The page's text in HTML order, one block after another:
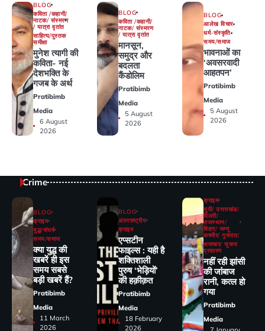
BLOG
कविता /कहानी/
नाटक/ संस्मरण
/ यात्रा वृतांत
साहित्य/पुस्तक
समीक्षा
मुनेश त्यागी की
कविता- नई
देशभक्ति के
गजब के अर्थ
Pratibimb
Media
6 August
2026
BLOG
कविता /कहानी/
नाटक/ संस्मरण
/ यात्रा वृतांत
मानसून,
समुद्र और
बदलता
कैंडोलिम
Pratibimb
Media
5 August
2026
BLOG
आलेख विचार
धर्म-संस्कृति
समय/समाज
भावनाओं का
‘अवसरवादी
आहतपन’
Pratibimb
Media
5 August
2026
Crime
BLOG
क्राइम
युद्ध/संघर्ष
समय/समाज
क्या युद्ध की
खबरें ही इस
समय सबसे
बड़ी खबरें हैं?
Pratibimb
Media
11 March
2026
BLOG
अंतरराष्ट्रीय
क्राइम
एप्सटीन
फाइल्स : यही है
शक्तिशाली
पुरुष ‘भेड़ियों’
की हक़ीक़त
Pratibimb
Media
18 February
2026
क्राइम
यूपी/ उत्तराखंड/
दिल्ली/
राजस्थान/
बिहार/ जम्मू
कश्मीर/ गुजरात/
समाचार/ सूचना
प्रसारण
नहीं रही झांसी
की जांंबाज
रानी, कत्‍ल हो
गया
Pratibimb
Media